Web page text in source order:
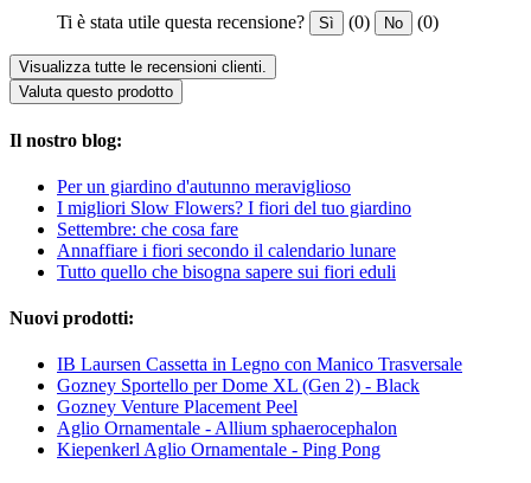
Ti è stata utile questa recensione? Sì (0) No (0)
Visualizza tutte le recensioni clienti.
Valuta questo prodotto
Il nostro blog:
Per un giardino d'autunno meraviglioso
I migliori Slow Flowers? I fiori del tuo giardino
Settembre: che cosa fare
Annaffiare i fiori secondo il calendario lunare
Tutto quello che bisogna sapere sui fiori eduli
Nuovi prodotti:
IB Laursen Cassetta in Legno con Manico Trasversale
Gozney Sportello per Dome XL (Gen 2) - Black
Gozney Venture Placement Peel
Aglio Ornamentale - Allium sphaerocephalon
Kiepenkerl Aglio Ornamentale - Ping Pong